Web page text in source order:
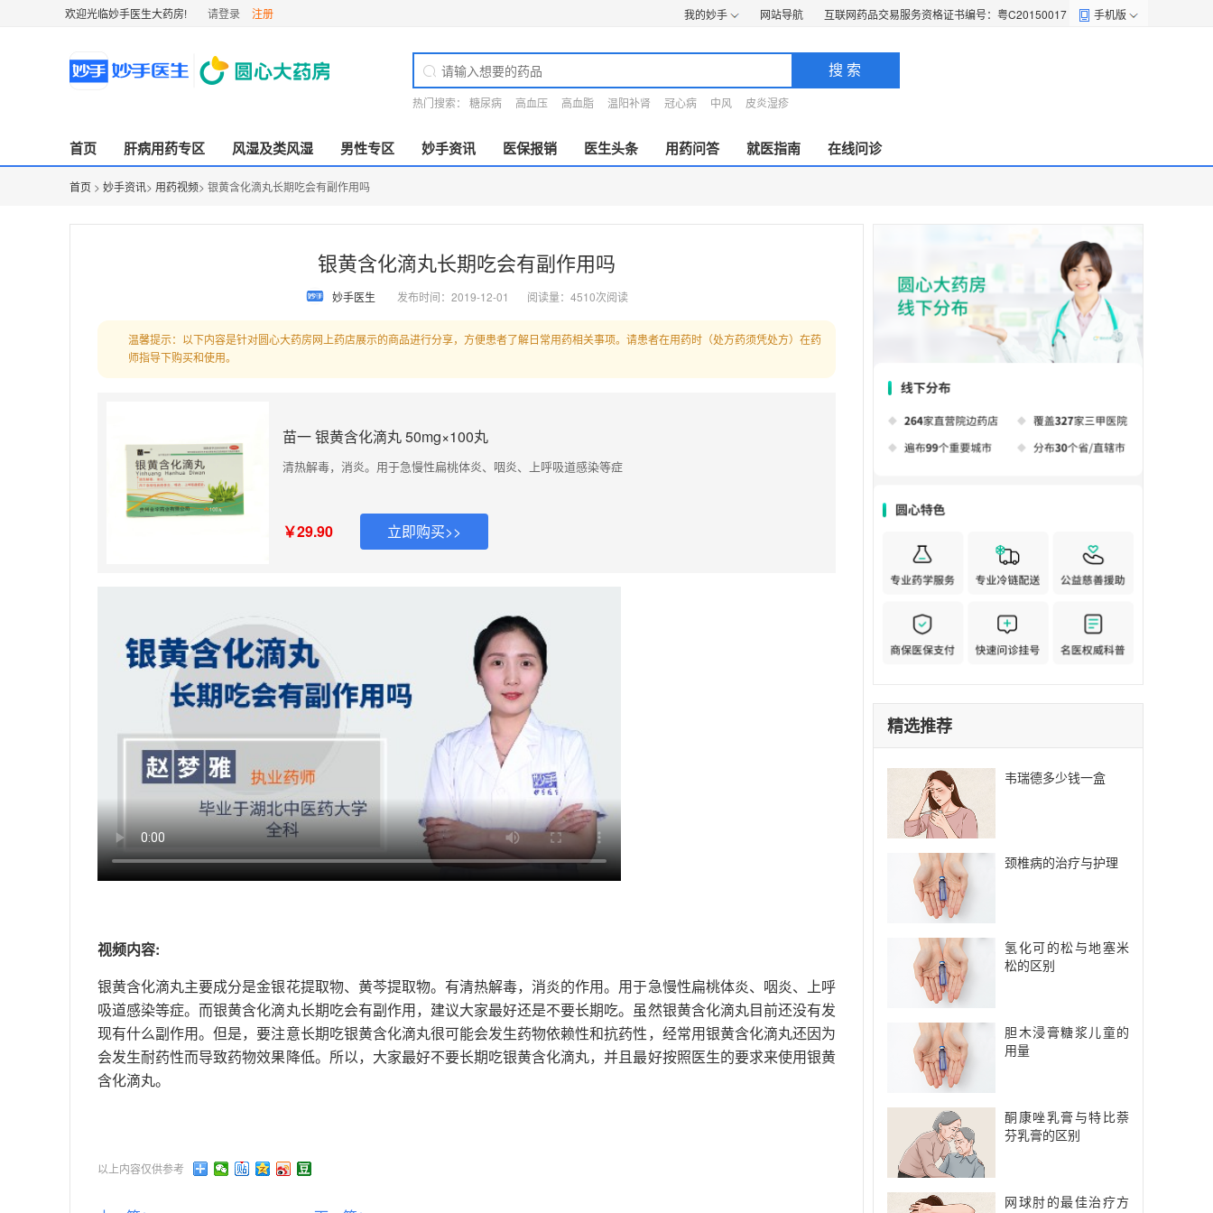
欢迎光临妙手医生大药房! 请登录 注册 我的妙手 网站导航 互联网药品交易服务资格证书编号：粤C20150017 手机版
搜 索
热门搜索： 糖尿病 高血压 高血脂 温阳补肾 冠心病 中风 皮炎湿疹
首页 肝病用药专区 风湿及类风湿 男性专区 妙手资讯 医保报销 医生头条 用药问答 就医指南 在线问诊
首页 > 妙手资讯> 用药视频> 银黄含化滴丸长期吃会有副作用吗
银黄含化滴丸长期吃会有副作用吗
妙手医生 发布时间：2019-12-01 阅读量：4510次阅读
温馨提示：以下内容是针对圆心大药房网上药店展示的商品进行分享，方便患者了解日常用药相关事项。请患者在用药时（处方药须凭处方）在药
师指导下购买和使用。
苗一 银黄含化滴丸 50mg×100丸
清热解毒，消炎。用于急慢性扁桃体炎、咽炎、上呼吸道感染等症
￥29.90 立即购买>>
视频内容:
银黄含化滴丸主要成分是金银花提取物、黄芩提取物。有清热解毒，消炎的作用。用于急慢性扁桃体炎、咽炎、上呼
吸道感染等症。而银黄含化滴丸长期吃会有副作用，建议大家最好还是不要长期吃。虽然银黄含化滴丸目前还没有发
现有什么副作用。但是，要注意长期吃银黄含化滴丸很可能会发生药物依赖性和抗药性，经常用银黄含化滴丸还因为
会发生耐药性而导致药物效果降低。所以，大家最好不要长期吃银黄含化滴丸，并且最好按照医生的要求来使用银黄
含化滴丸。
以上内容仅供参考
精选推荐
韦瑞德多少钱一盒
颈椎病的治疗与护理
氢化可的松与地塞米
松的区别
胆木浸膏糖浆儿童的
用量
酮康唑乳膏与特比萘
芬乳膏的区别
网球肘的最佳治疗方